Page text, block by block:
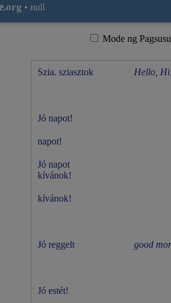
.org • null
Mode ng
Szia. sziasztok Hello,
Jó napot!
napot!
Jó napot
kívánok!
kívánok!
Jó reggelt good
Jó estét!